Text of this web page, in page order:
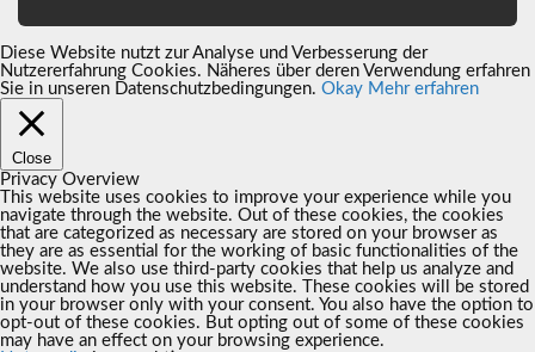
Diese Website nutzt zur Analyse und Verbesserung der
Nutzererfahrung Cookies. Näheres über deren Verwendung erfahren
Sie in unseren Datenschutzbedingungen. Okay Mehr erfahren
Close
Privacy Overview
This website uses cookies to improve your experience while you
navigate through the website. Out of these cookies, the cookies
that are categorized as necessary are stored on your browser as
they are as essential for the working of basic functionalities of the
website. We also use third-party cookies that help us analyze and
understand how you use this website. These cookies will be stored
in your browser only with your consent. You also have the option to
opt-out of these cookies. But opting out of some of these cookies
may have an effect on your browsing experience.